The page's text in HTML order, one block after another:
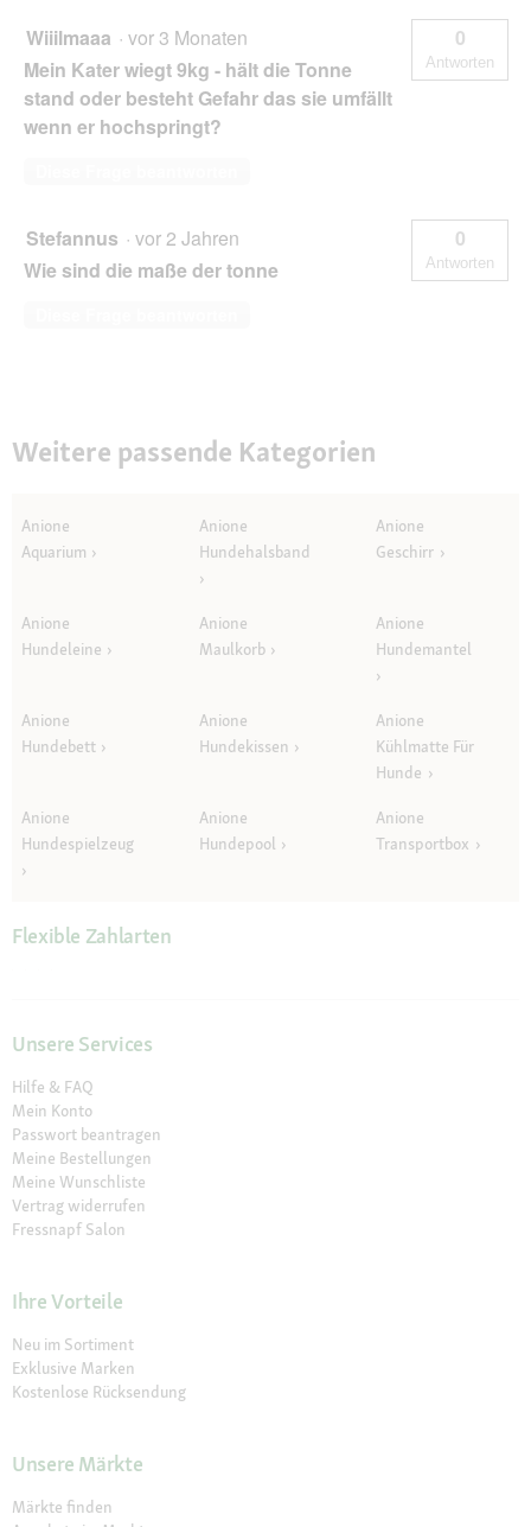
Wiiilmaaa · vor 3 Monaten
Mein Kater wiegt 9kg - hält die Tonne
stand oder besteht Gefahr das sie umfällt
wenn er hochspringt?
0
Antworten
Stefannus · vor 2 Jahren
Wie sind die maße der tonne
0
Antworten
Weitere passende Kategorien
Anione
Aquarium
Anione
Hundehalsband
Anione
Geschirr
Anione
Hundeleine
Anione
Maulkorb
Anione
Hundemantel
Anione
Hundebett
Anione
Hundekissen
Anione
Kühlmatte Für
Hunde
Anione
Hundespielzeug
Anione
Hundepool
Anione
Transportbox
Flexible Zahlarten
Unsere Services
Hilfe & FAQ
Mein Konto
Passwort beantragen
Meine Bestellungen
Meine Wunschliste
Vertrag widerrufen
Fressnapf Salon
Ihre Vorteile
Neu im Sortiment
Exklusive Marken
Kostenlose Rücksendung
Unsere Märkte
Märkte finden